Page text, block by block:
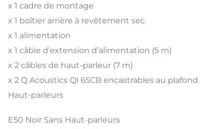
x 1 cadre de montage
x 1 boîtier arrière à revêtement sec
x 1 alimentation
x 1 câble d’extension d’alimentation (5 m)
x 2 câbles de haut-parleur (7 m)
x 2 Q Acoustics QI 65CB encastrables au plafond
Haut-parleurs
E50 Noir Sans Haut-parleurs